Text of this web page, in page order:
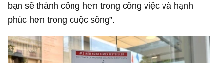
bạn sẽ thành công hơn trong công việc và hạnh
phúc hơn trong cuộc sống”.